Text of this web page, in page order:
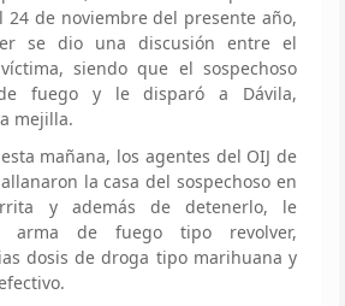
24 de noviembre del presente año,
se dio una discusión entre el
siendo que el sospechoso
fuego y le disparó a Dávila,
mejilla.
mañana, los agentes del OIJ de
la casa del sospechoso en
y además de detenerlo, le
arma de fuego tipo revolver,
dosis de droga tipo marihuana y